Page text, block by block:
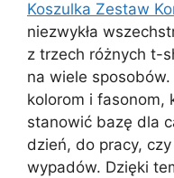
Koszulka Zestaw
niezwykła
z trzech różnych t-
na wiele
kolorom i fasonom,
stanowić bazę dla
dzień, do pracy,
wypadów. Dzięki